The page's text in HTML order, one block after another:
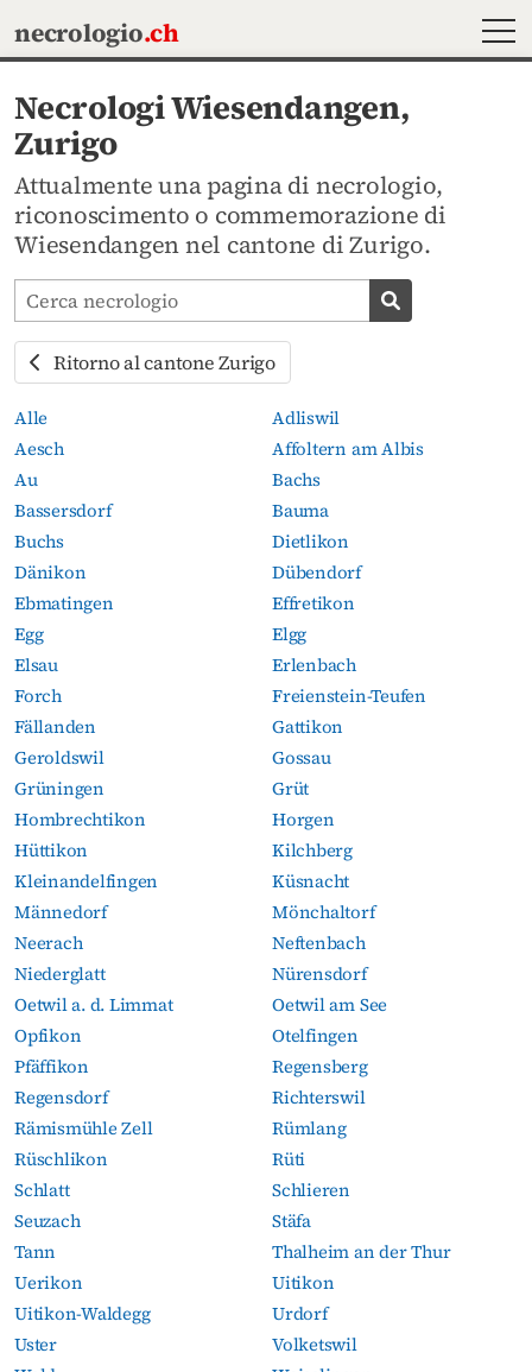
necrologio.ch
Necrologi Wiesendangen,
Zurigo
Attualmente una pagina di necrologio,
riconoscimento o commemorazione di
Wiesendangen nel cantone di Zurigo.
Cerca avvisi mortuari
Cerca
Ritorno al cantone Zurigo
Alle
Adliswil
Aesch
Affoltern am Albis
Au
Bachs
Bassersdorf
Bauma
Buchs
Dietlikon
Dänikon
Dübendorf
Ebmatingen
Effretikon
Egg
Elgg
Elsau
Erlenbach
Forch
Freienstein-Teufen
Fällanden
Gattikon
Geroldswil
Gossau
Grüningen
Grüt
Hombrechtikon
Horgen
Hüttikon
Kilchberg
Kleinandelfingen
Küsnacht
Männedorf
Mönchaltorf
Neerach
Neftenbach
Niederglatt
Nürensdorf
Oetwil a. d. Limmat
Oetwil am See
Opfikon
Otelfingen
Pfäffikon
Regensberg
Regensdorf
Richterswil
Rämismühle Zell
Rümlang
Rüschlikon
Rüti
Schlatt
Schlieren
Seuzach
Stäfa
Tann
Thalheim an der Thur
Uerikon
Uitikon
Uitikon-Waldegg
Urdorf
Uster
Volketswil